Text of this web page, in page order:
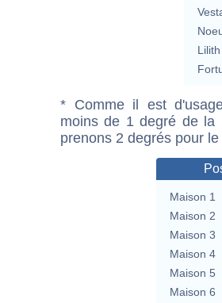
Lilith
* Comme il est
moins de 1 degré de la
prenons 2 degrés pour
Maison 1
Maison 2
Maison 3
Maison 4
Maison 5
Maison 6